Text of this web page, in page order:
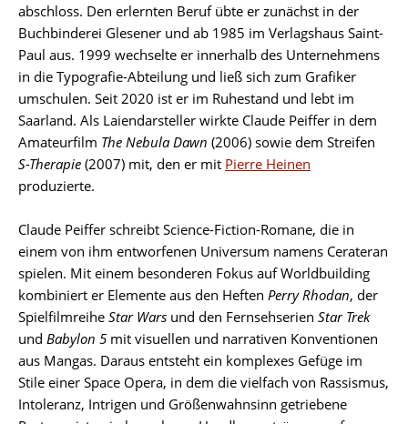
abschloss. Den erlernten Beruf übte er zunächst in der
Buchbinderei Glesener und ab 1985 im Verlagshaus Saint-
Paul aus. 1999 wechselte er innerhalb des Unternehmens
in die Typografie-Abteilung und ließ sich zum Grafiker
umschulen. Seit 2020 ist er im Ruhestand und lebt im
Saarland. Als Laiendarsteller wirkte Claude Peiffer in dem
Amateurfilm The Nebula Dawn (2006) sowie dem Streifen
S-Therapie (2007) mit, den er mit Pierre Heinen
produzierte.
Claude Peiffer schreibt Science-Fiction-Romane, die in
einem von ihm entworfenen Universum namens Cerateran
spielen. Mit einem besonderen Fokus auf Worldbuilding
kombiniert er Elemente aus den Heften Perry Rhodan, der
Spielfilmreihe Star Wars und den Fernsehserien Star Trek
und Babylon 5 mit visuellen und narrativen Konventionen
aus Mangas. Daraus entsteht ein komplexes Gefüge im
Stile einer Space Opera, in dem die vielfach von Rassismus,
Intoleranz, Intrigen und Größenwahnsinn getriebene